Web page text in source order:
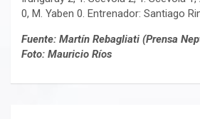
0, M. Yaben 0. Entrenador: Santiago
Fuente: Martín Rebagliati (Prensa
Foto: Mauricio Ríos